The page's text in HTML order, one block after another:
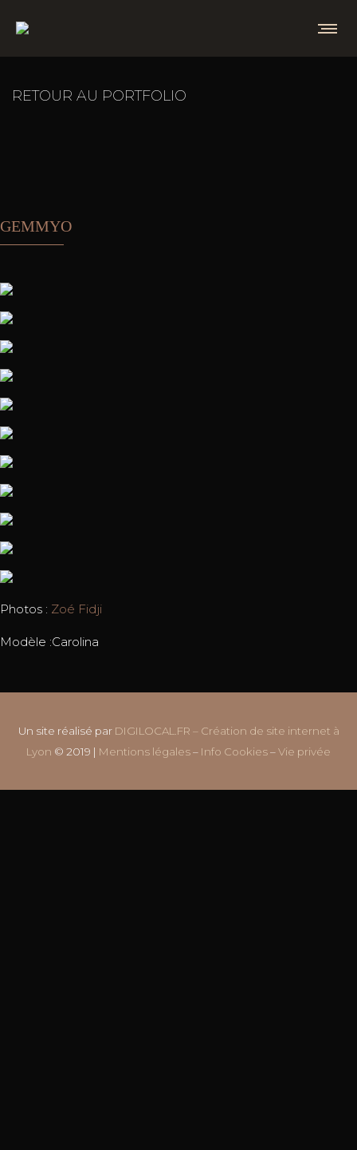
RETOUR AU PORTFOLIO
GEMMYO
Photos : Zoé Fidji
Modèle :Carolina
Un site réalisé par DIGILOCAL.FR – Création de site internet à
Lyon © 2019 | Mentions légales– Info Cookies–Vie privée